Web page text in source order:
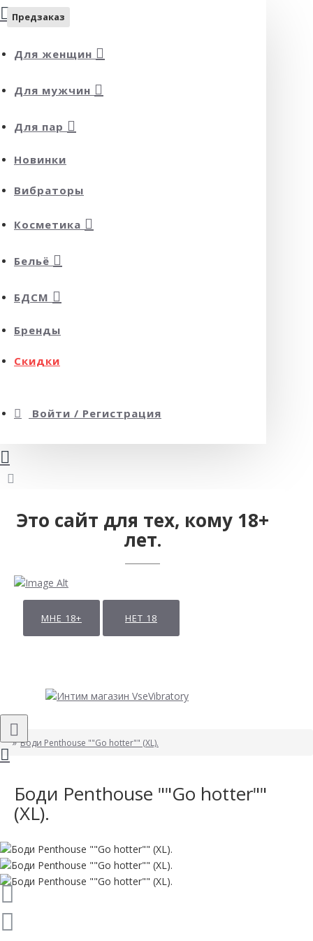
Для женщин
Для мужчин
Для пар
Новинки
Вибраторы
Косметика
Бельё
БДСМ
Бренды
Скидки
Войти / Регистрация
Это сайт для тех, кому 18+
лет.
МНЕ 18+ НЕТ 18
Боди Penthouse ""Go hotter"" (XL).
Боди Penthouse ""Go hotter""
(XL).
Предзаказ